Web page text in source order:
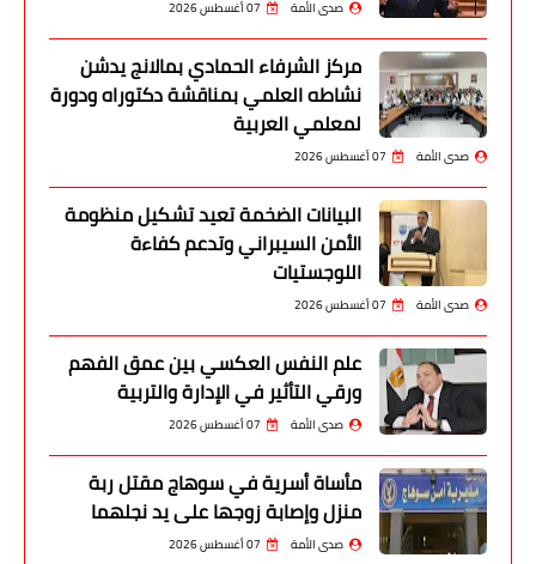
صدى الأمة 07 أغسطس 2026
مركز الشرفاء الحمادي بمالانج يدشن
نشاطه العلمي بمناقشة دكتوراه ودورة
لمعلمي العربية
صدى الأمة 07 أغسطس 2026
البيانات الضخمة تعيد تشكيل منظومة
الأمن السيبراني وتدعم كفاءة
اللوجستيات
صدى الأمة 07 أغسطس 2026
علم النفس العكسي بين عمق الفهم
ورقي التأثير في الإدارة والتربية
صدى الأمة 07 أغسطس 2026
مأساة أسرية في سوهاج مقتل ربة
منزل وإصابة زوجها على يد نجلهما
صدى الأمة 07 أغسطس 2026